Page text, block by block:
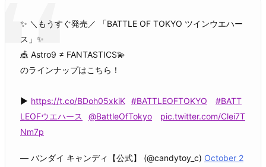
✨ ＼もうすぐ発売／ 「BATTLE OF TOKYO ツインウエハー
ス」✨
🎪 Astro9 ≠ FANTASTICS💫
のラインナップはこちら！
▶ https://t.co/BDoh05xkiK #BATTLEOFTOKYO
#BATT
LEOFウエハース
@BattleOfTokyo
pic.twitter.com/Clei7T
Nm7p
— バンダイ キャンディ【公式】 (@candytoy_c) October 2